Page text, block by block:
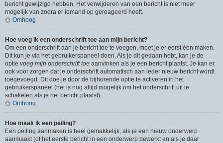
bericht gewijzigd hebben. Het verwijderen van een bericht is niet meer
mogelijk van zodra er iemand op gereageerd heeft.
Omhoog
Hoe voeg ik een onderschrift toe aan mijn bericht?
Om een onderschrift aan je bericht toe te voegen, moet je er eerst één maken.
Dit kun je via het gebruikerspaneel doen. Als je dit gedaan hebt, kan je de
optie voeg mijn onderschrift toe aanvinken als je een bericht plaatst. Je kan er
ook voor zorgen dat je onderschrift automatisch aan ieder nieuw bericht wordt
toegevoegd. Dit doe je door de bijhorende optie te activeren in het
gebruikerspaneel (het is nog altijd mogelijk om het onderschrift uit te
schakelen als je het bericht plaatst).
Omhoog
Hoe maak ik een peiling?
Een peiling aanmaken is heel gemakkelijk, als je een nieuw onderwerp
aanmaakt (of het eerste bericht in een onderwerp bewerkt en als je daar